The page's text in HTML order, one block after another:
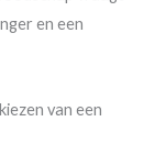
en een
van een